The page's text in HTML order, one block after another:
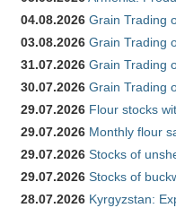
04.08.2026 Grain Trading
03.08.2026 Grain Trading
31.07.2026 Grain Trading
30.07.2026 Grain Trading
29.07.2026 Flour stocks
29.07.2026 Monthly flour
29.07.2026 Stocks of
29.07.2026 Stocks of
28.07.2026 Kyrgyzstan: